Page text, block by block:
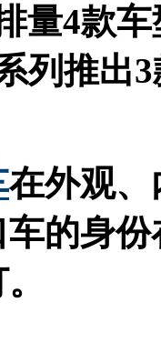
量4款
列推出
在外观
的身